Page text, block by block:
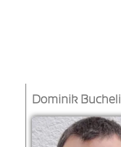
Dominik Bucheli